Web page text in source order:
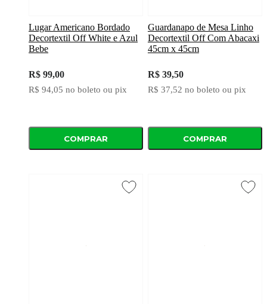
Lugar Americano Bordado
Decortextil Off White e Azul
Bebe
R$ 99,00
R$ 94,05 no boleto ou pix
COMPRAR
Guardanapo de Mesa Linho
Decortextil Off Com Abacaxi
45cm x 45cm
R$ 39,50
R$ 37,52 no boleto ou pix
COMPRAR